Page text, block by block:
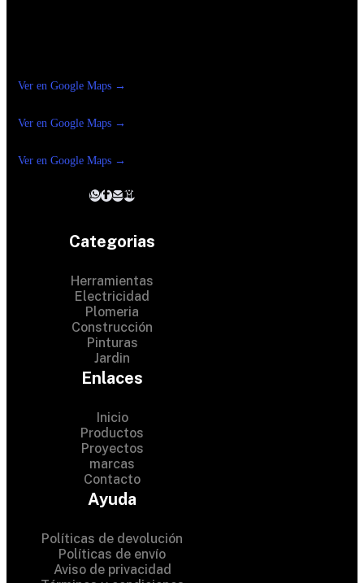
Ver en Google Maps →
Ver en Google Maps →
Ver en Google Maps →
Categorias
Herramientas
Electricidad
Plomeria
Construcción
Pinturas
Jardin
Enlaces
Inicio
Productos
Proyectos
marcas
Contacto
Ayuda
Políticas de devolución
Políticas de envío
Aviso de privacidad